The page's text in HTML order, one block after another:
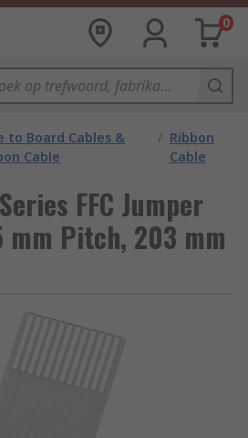
0
to Board Cables &
Cable
/ Ribbon
Cable
FFC Jumper
mm Pitch, 203 mm